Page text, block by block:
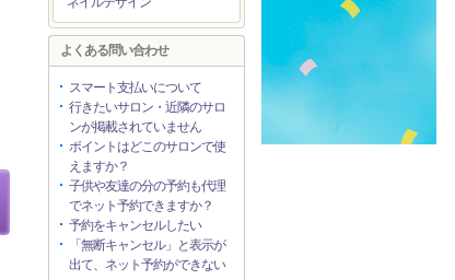
よくある問い合わせ
スマート支払いについて
行きたいサロン・近隣のサロ
ンが掲載されていません
ポイントはどこのサロンで使
えますか？
子供や友達の分の予約も代理
でネット予約できますか？
予約をキャンセルしたい
「無断キャンセル」と表示が
出て、ネット予約ができない